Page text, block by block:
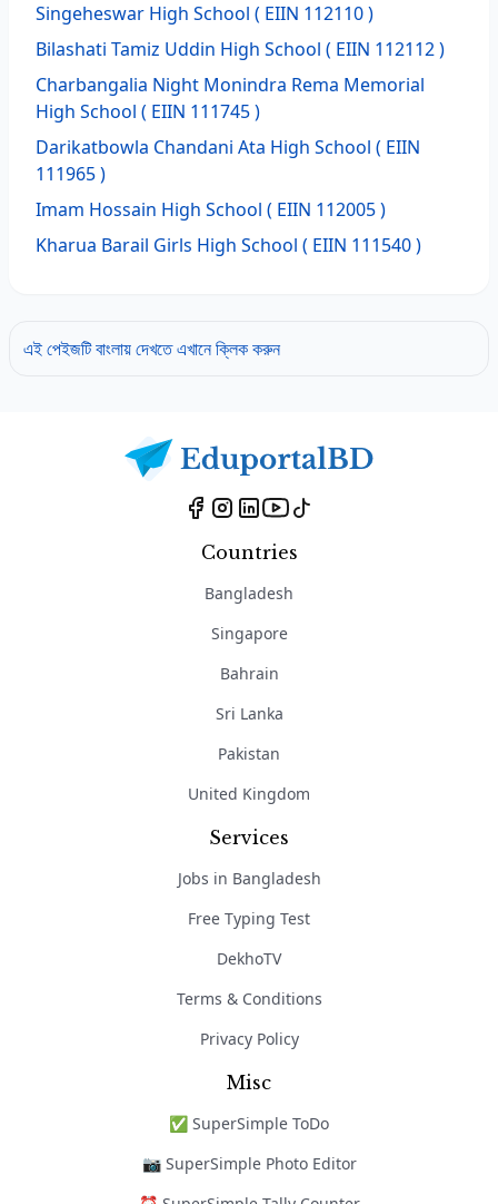
Singeheswar High School ( EIIN 112110 )
Bilashati Tamiz Uddin High School ( EIIN 112112 )
Charbangalia Night Monindra Rema Memorial
High School ( EIIN 111745 )
Darikatbowla Chandani Ata High School ( EIIN
111965 )
Imam Hossain High School ( EIIN 112005 )
Kharua Barail Girls High School ( EIIN 111540 )
এই পেইজটি বাংলায় দেখতে এখানে ক্লিক করুন
Countries
Bangladesh
Singapore
Bahrain
Sri Lanka
Pakistan
United Kingdom
Services
Jobs in Bangladesh
Free Typing Test
DekhoTV
Terms & Conditions
Privacy Policy
Misc
✅ SuperSimple ToDo
📷 SuperSimple Photo Editor